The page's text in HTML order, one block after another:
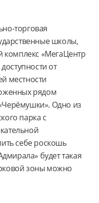
торговая
школы,
комплекс «МегаЦентр
от
местности
рядом
Одно из
парка с
себе роскошь
будет такая
зоны можно